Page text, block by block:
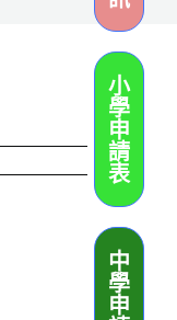
小
學
申
請
表
中
學
申